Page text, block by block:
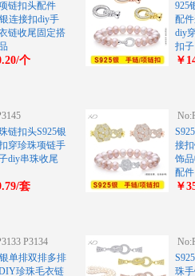
链扣头配件
连接扣diy手
链收尾固定搭
个
925
配
diy
扣子
￥
链扣头S925银
穿珍珠项链手
diy串珠收尾
套
接
饰
配件
￥
P3134
单排双排多排
珍珠毛衣链
珠